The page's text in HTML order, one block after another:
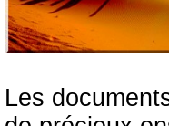
Les